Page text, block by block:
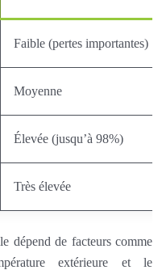
Faible (pertes importantes)
Moyenne
Élevée (jusqu’à 98%)
Très élevée
dépend de facteurs comme
extérieure et le